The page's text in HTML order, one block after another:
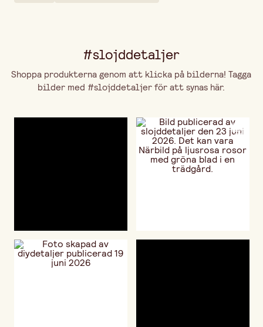
#slojddetaljer
Shoppa produkterna genom att klicka på bilderna! Tagga
bilder med #slojddetaljer för att synas här.